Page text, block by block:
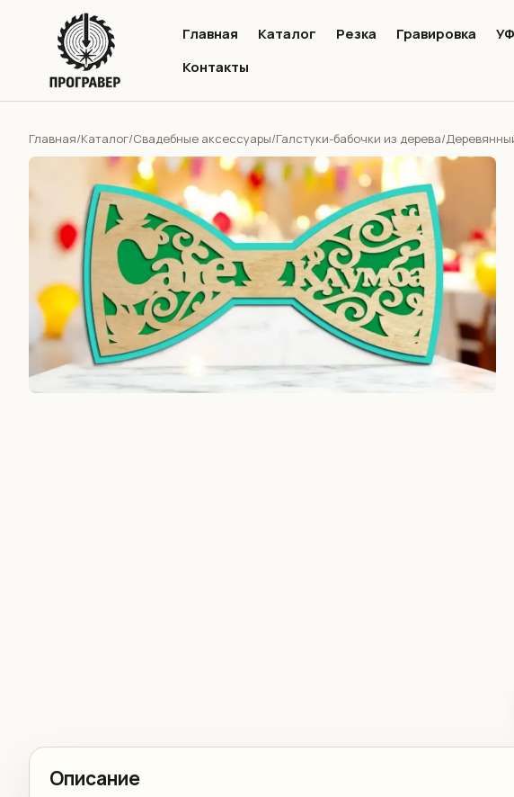
Главная Каталог Резка Гравировка
Контакты
Главная/Каталог/Свадебные аксессуары/Галстуки-бабочки из дерева/
Описание